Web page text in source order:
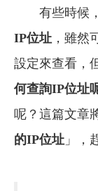
有些時候，
IP位址 ，雖然
設定來查看，
何查詢IP位址
呢？這篇文章
的IP位址 」，